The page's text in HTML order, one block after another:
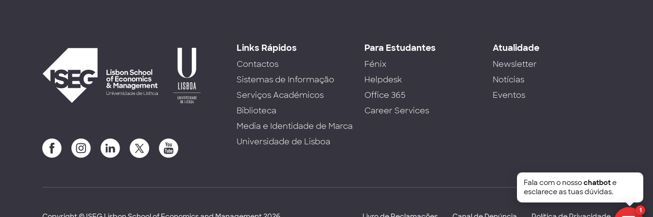
Links Rápidos
Contactos
Sistemas de Informação
Serviços Académicos
Biblioteca
Media e Identidade de Marca
Universidade de Lisboa
Para Estudantes
Fénix
Helpdesk
Office 365
Career Services
Atualidade
Newsletter
Notícias
Eventos
1
Fala com o nossochatbote
esclarece as tuas dúvidas.